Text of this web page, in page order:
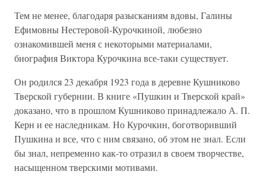
Тем не менее, благодаря разысканиям вдовы, Галины
Ефимовны Нестеровой-Курочкиной, любезно
ознакомившей меня с некоторыми материалами,
биография Виктора Курочкина все-таки существует.
Он родился 23 декабря 1923 года в деревне Кушниково
Тверской губернии. В книге «Пушкин и Тверской край»
доказано, что в прошлом Кушниково принадлежало А. П.
Керн и ее наследникам. Но Курочкин, боготворивший
Пушкина и все, что с ним связано, об этом не знал. Если
бы знал, непременно как-то отразил в своем творчестве,
насыщенном тверскими мотивами.